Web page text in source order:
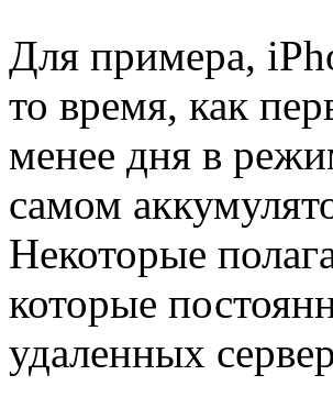
Для примера,
то время, как
менее дня в
самом
Некоторые
которые
удаленных